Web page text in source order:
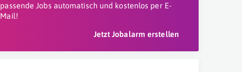
passende Jobs automatisch und kostenlos per E-
Mail!
Jetzt Jobalarm erstellen